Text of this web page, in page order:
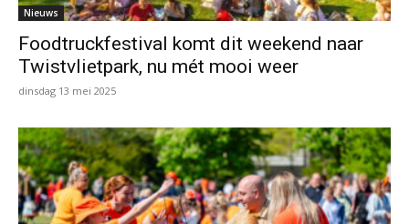
Nieuws
Foodtruckfestival komt dit weekend naar
Twistvlietpark, nu mét mooi weer
dinsdag 13 mei 2025